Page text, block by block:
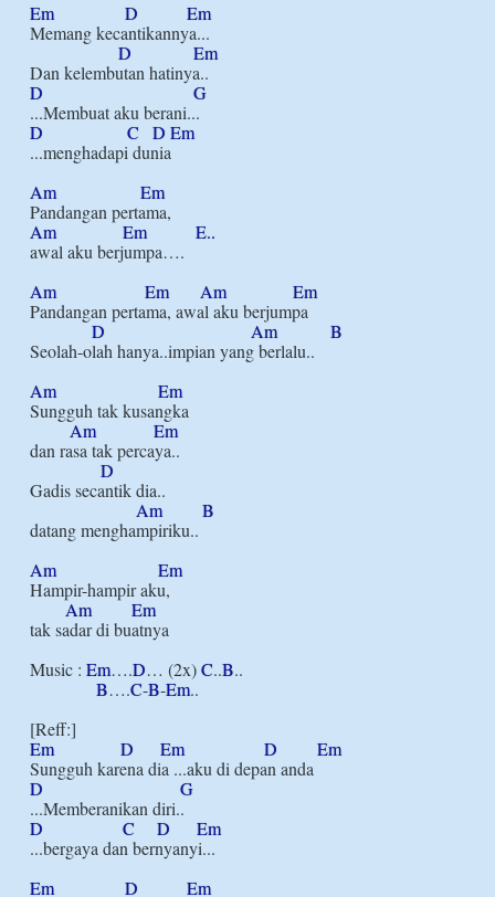
Em
D
Em
Memang kecantikannya...
D
Em
D
G
D
C D Em
...menghadapi dunia
Am
Em
Am
Em
E..
awal aku berjumpa….
Am
Em Am
Em
Pandangan pertama, awal aku berjumpa
D
Am
B
Seolah-olah hanya..impian yang berlalu..
Am
Em
Sungguh tak kusangka
Am
Em
dan rasa tak percaya..
D
Gadis secantik dia..
Am
B
datang menghampiriku..
Am
Em
Hampir-hampir aku,
Am
Em
tak sadar di buatnya
Music : Em….D… (2x) C..B..
B….C-B-Em..
Em
D Em D
Em
D
G
D
C D
Em
...bergaya dan bernyanyi...
Em
D
Em